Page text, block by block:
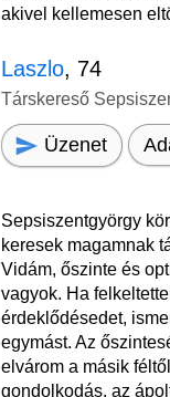
akivel kellemesen
Laszlo, 74
Társkereső
Üzenet
Sepsiszentgyörgy
keresek magamnak
Vidám, őszinte és
vagyok. Ha
érdeklődésedet,
egymást. Az
elvárom a másik
gondolkodás, az